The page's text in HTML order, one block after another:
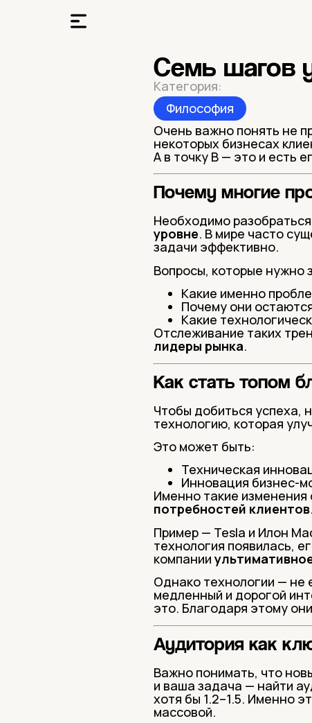
Семь шагов
Категория:
Философия
Очень важно понять не
некоторых бизнесах
А в точку В — это и есть
Почему многие
Необходимо
уровне. В мире часто
задачи эффективно.
Вопросы, которые нужно
Какие именно
Почему они
Какие
Отслеживание таких
лидеры рынка.
Как стать топом
Чтобы добиться успеха,
технологию, которая
Это может быть:
Техническая
Инновация бизнес-
Именно такие
потребностей клиентов.
Пример — Tesla и Илон
технология появилась,
компании
Однако технологии — не
медленный и дорогой
это. Благодаря этому
Аудитория как
Важно понимать, что
и ваша задача — найти
хотя бы 1.2–1.5. Именно
массовой.